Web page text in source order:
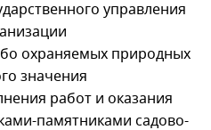
управления
охраняемых природных
значения
работ и оказания
памятниками садово-